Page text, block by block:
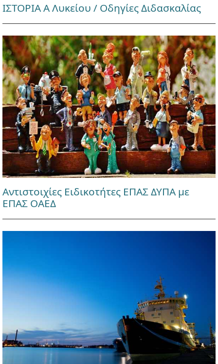
ΙΣΤΟΡΙΑ Α Λυκείου / Οδηγίες Διδασκαλίας
Αντιστοιχίες Ειδικοτήτες ΕΠΑΣ ΔΥΠΑ με
ΕΠΑΣ ΟΑΕΔ